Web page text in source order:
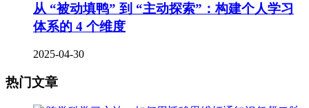
从 “被动填鸭” 到 “主动探索”：构建个人学习
体系的 4 个维度
2025-04-30
热门文章